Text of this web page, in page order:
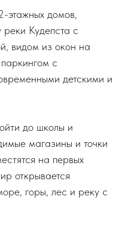
этажных домов,
реки Кудепста с
видом из окон на
с
детскими и
до школы и
магазины и точки
на первых
открывается
горы, лес и реку с